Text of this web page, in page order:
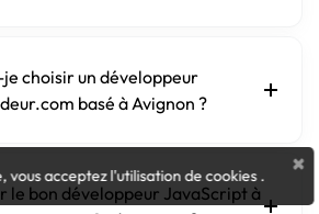
choisir un développeur
basé à Avignon ?
le bon développeur JavaScript à
×
vous acceptez l'utilisation de cookies.